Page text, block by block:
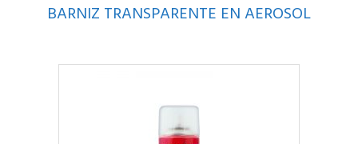
BARNIZ TRANSPARENTE EN AEROSOL